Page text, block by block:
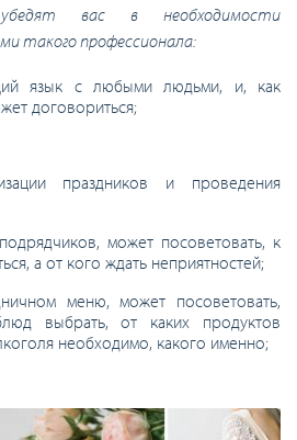
вас в необходимости
такого профессионала:
язык с любыми людьми, и, как
договориться;
праздников и проведения
может посоветовать, к
а от кого ждать неприятностей;
меню, может посоветовать,
выбрать, от каких продуктов
необходимо, какого именно;